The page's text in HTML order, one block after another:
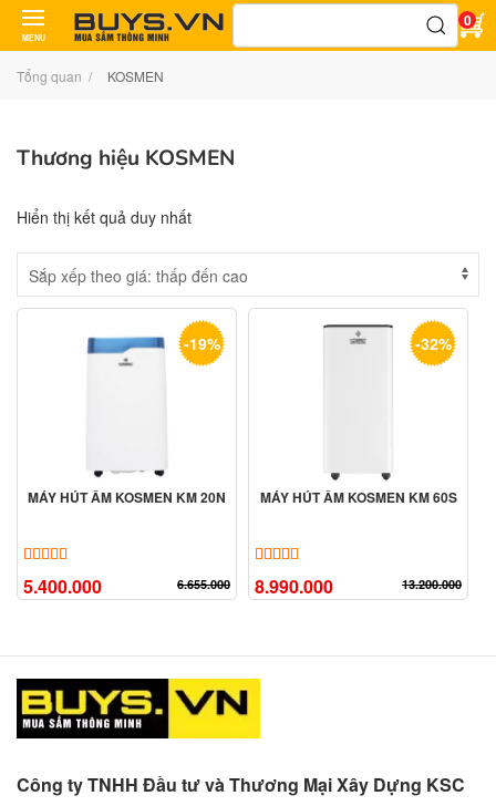
MENU
Tìm
0
Tổng quan KOSMEN
Thương hiệu KOSMEN
Hiển thị kết quả duy nhất
-19%
MÁY HÚT ẨM KOSMEN KM 20N
5.400.000 6.655.000
-32%
MÁY HÚT ẨM KOSMEN KM 60S
8.990.000 13.200.000
Công ty TNHH Đầu tư và Thương Mại Xây Dựng KSC